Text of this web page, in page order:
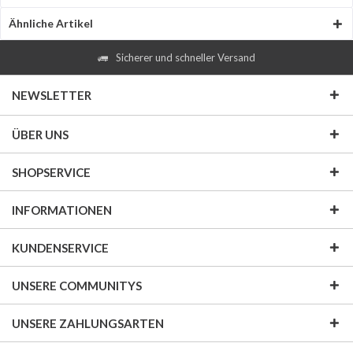
Ähnliche Artikel
Sicherer und schneller Versand
NEWSLETTER
ÜBER UNS
SHOPSERVICE
INFORMATIONEN
KUNDENSERVICE
UNSERE COMMUNITYS
UNSERE ZAHLUNGSARTEN